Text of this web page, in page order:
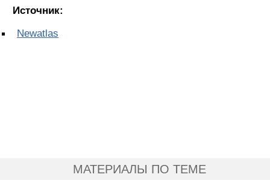
Источник:
Newatlas
МАТЕРИАЛЫ ПО ТЕМЕ